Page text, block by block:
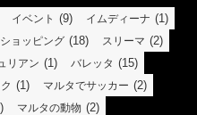
イベント (9) イムディーナ (1)
ショッピング (18) スリーマ (2)
リアン (1) バレッタ (15)
(1) マルタでサッカー (2)
マルタの動物 (2)